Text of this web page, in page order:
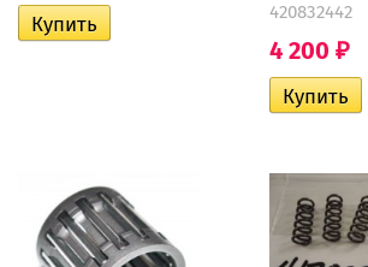
420832442
4 200 ₽